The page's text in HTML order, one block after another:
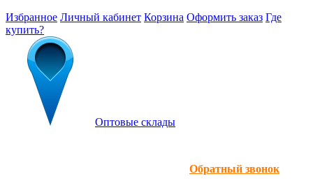
Избранное Личный кабинет Корзина Оформить заказ Где
купить?
Оптовые склады
Обратный звонок